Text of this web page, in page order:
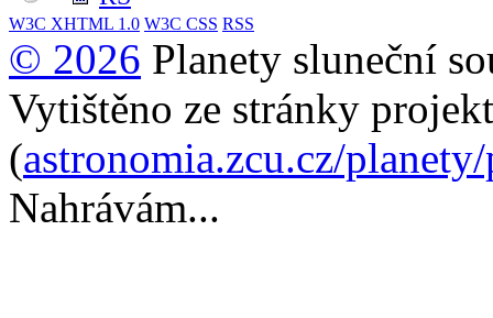
W3C XHTML 1.0 W3C CSS RSS
© 2026 Planety sluneční
Vytištěno ze stránky
(astronomia.zcu.cz/
Nahrávám...